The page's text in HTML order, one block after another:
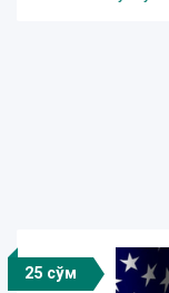
25 сўм